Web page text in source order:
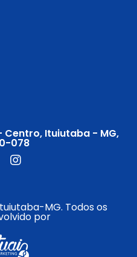
Centro, Ituiutaba - MG,
078
MG. Todos os
por